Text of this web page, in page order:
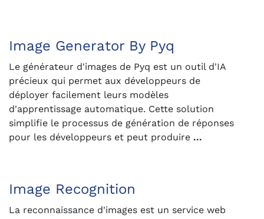
Image Generator By Pyq
Le générateur d'images de Pyq est un outil d'IA
précieux qui permet aux développeurs de
déployer facilement leurs modèles
d'apprentissage automatique. Cette solution
simplifie le processus de génération de réponses
pour les développeurs et peut produire ...
Image Recognition
La reconnaissance d'images est un service web